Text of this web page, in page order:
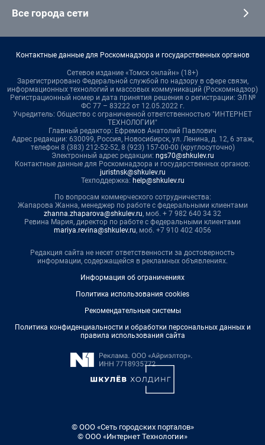
Все города сети
Контактные данные для Роскомнадзора и государственных органов
Сетевое издание «Томск онлайн» (18+)
Зарегистрировано Федеральной службой по надзору в сфере связи,
информационных технологий и массовых коммуникаций (Роскомнадзор)
Регистрационный номер и дата принятия решения о регистрации: ЭЛ №
ФС 77 – 83222 от 12.05.2022 г.
Учредитель: Общество с ограниченной ответственностью "ИНТЕРНЕТ
ТЕХНОЛОГИИ"
Главный редактор: Ефремов Анатолий Павлович
Адрес редакции: 630099, Россия, Новосибирск, ул. Ленина, д. 12, 6 этаж,
телефон 8 (383) 212-52-52, 8 (923) 157-00-00 (круглосуточно)
Электронный адрес редакции: ngs70@shkulev.ru
Контактные данные для Роскомнадзора и государственных органов:
juristnsk@shkulev.ru
Техподдержка: help@shkulev.ru
По вопросам коммерческого сотрудничества:
Жапарова Жанна, менеджер по работе с федеральными клиентами
zhanna.zhaparova@shkulev.ru, моб. + 7 982 640 34 32
Ревина Мария, директор по работе с федеральными клиентами
mariya.revina@shkulev.ru, моб. +7 910 402 4056
Редакция сайта не несет ответственности за достоверность
информации, содержащейся в рекламных объявлениях.
Информация об ограничениях
Политика использования cookies
Рекомендательные системы
Политика конфиденциальности и обработки персональных данных и
правила использования сайта
© ООО «Сеть городских порталов»
© ООО «Интернет Технологии»